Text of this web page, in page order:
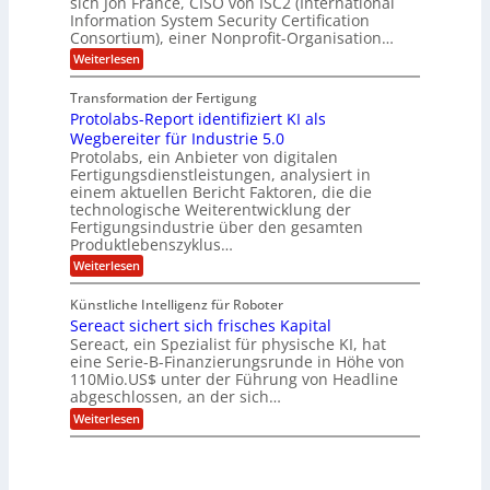
D
o
l
l
a
r
u
n
d
L
a
t
e
i
n
a
m
e
r
i
k
a
o
m
e
r
O
ff
c
e
m
p
e
t
e
n
z
n
t
r
u
m
f
ü
r
3
D
-
D
r
u
c
k
s
d
ä
m
p
e
f
ü
r
d
e
n
M
a
s
c
h
n
e
n
-
u
n
d
A
n
Information System Security Certification
Consortium), einer Nonprofit-Organisation…
Weiterlesen:
P
s
t
q
u
a
n
t
e
n
k
r
y
p
t
o
g
r
a
f
i
e
:
f
Transformation der Fertigung
Protolabs-Report identifiziert KI als
Wegbereiter für Industrie 5.0
Protolabs, ein Anbieter von digitalen
Fertigungsdienstleistungen, analysiert in
einem aktuellen Bericht Faktoren, die die
technologische Weiterentwicklung der
Fertigungsindustrie über den gesamten
Produktlebenszyklus…
Weiterlesen:
P
o
t
o
l
a
b
s
-
R
Künstliche Intelligenz für Roboter
Sereact sichert sich frisches Kapital
Sereact, ein Spezialist für physische KI, hat
eine Serie-B-Finanzierungsrunde in Höhe von
110Mio.US$ unter der Führung von Headline
abgeschlossen, an der sich…
Weiterlesen:
S